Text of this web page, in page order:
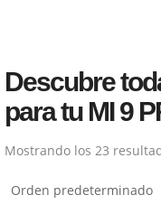
Descubre
para tu MI 9
Mostrando los 23